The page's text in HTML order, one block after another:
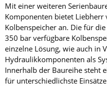
Mit einer weiteren
Komponenten bietet Liebherr
Kolbenspeicher an. Die für
350 bar verfügbare
einzelne Lösung, wie auch in
Hydraulikkomponenten als
Innerhalb der Baureihe steht
für unterschiedlichste